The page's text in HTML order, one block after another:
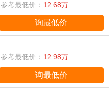
参考最低价： 12.68万
询最低价
参考最低价： 12.98万
询最低价